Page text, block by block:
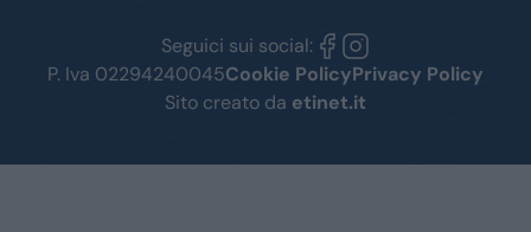
Seguici sui social:
P. Iva 02294240045Cookie PolicyPrivacy Policy
Sito creato da etinet.it